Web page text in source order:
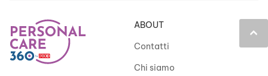
keyboard_arrow_up
ABOUT
Contatti
Chi siamo